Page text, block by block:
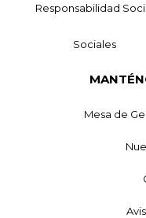
Responsabilidad
Sociales
Mesa de